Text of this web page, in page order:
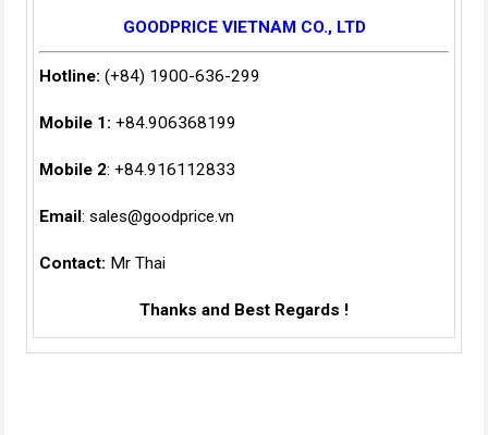
GOODPRICE VIETNAM CO., LTD
Hotline: (+84) 1900-636-299
Mobile 1: +84.906368199
Mobile 2: +84.916112833
Email: sales@goodprice.vn
Contact: Mr Thai
Thanks and Best Regards !